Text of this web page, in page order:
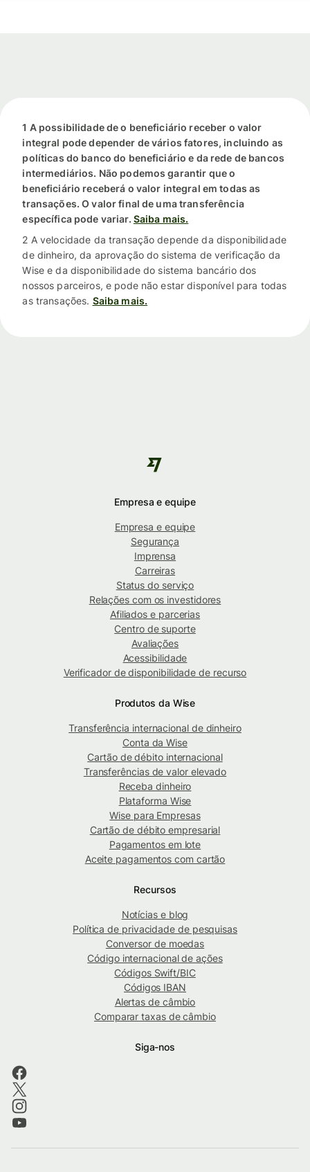
1 A possibilidade de o beneficiário receber o valor
integral pode depender de vários fatores, incluindo as
políticas do banco do beneficiário e da rede de bancos
intermediários. Não podemos garantir que o
beneficiário receberá o valor integral em todas as
transações. O valor final de uma transferência
específica pode variar. Saiba mais.
2 A velocidade da transação depende da disponibilidade
de dinheiro, da aprovação do sistema de verificação da
Wise e da disponibilidade do sistema bancário dos
nossos parceiros, e pode não estar disponível para todas
as transações. Saiba mais.
Empresa e equipe
Empresa e equipe
Segurança
Imprensa
Carreiras
Status do serviço
Relações com os investidores
Afiliados e parcerias
Centro de suporte
Avaliações
Acessibilidade
Verificador de disponibilidade de recurso
Produtos da Wise
Transferência internacional de dinheiro
Conta da Wise
Cartão de débito internacional
Transferências de valor elevado
Receba dinheiro
Plataforma Wise
Wise para Empresas
Cartão de débito empresarial
Pagamentos em lote
Aceite pagamentos com cartão
Recursos
Notícias e blog
Política de privacidade de pesquisas
Conversor de moedas
Código internacional de ações
Códigos Swift/BIC
Códigos IBAN
Alertas de câmbio
Comparar taxas de câmbio
Siga-nos